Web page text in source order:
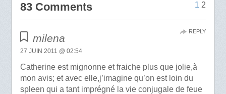
83 Comments 1 2
milena
27 JUIN 2011 @ 02:54
Catherine est mignonne et fraiche plus que jolie,à
mon avis; et avec elle,j’imagine qu’on est loin du
spleen qui a tant imprégné la vie conjugale de feue
REPLY